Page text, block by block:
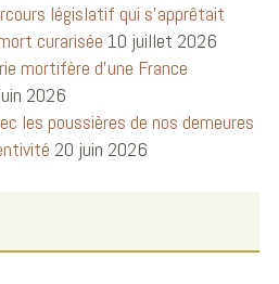
législatif qui s’apprêtait
curarisée 10 juillet 2026
mortifère d’une France
2026
les poussières de nos demeures
20 juin 2026